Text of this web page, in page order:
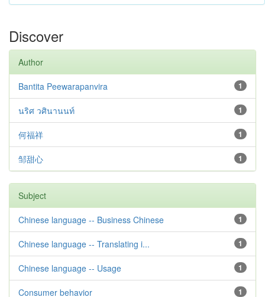
Discover
Author
1
Bantita Peewarapanvira
1
นริศ วศินานนท์
1
何福祥
1
邹甜心
Subject
1
Chinese language -- Business Chinese
1
Chinese language -- Translating i...
1
Chinese language -- Usage
1
Consumer behavior